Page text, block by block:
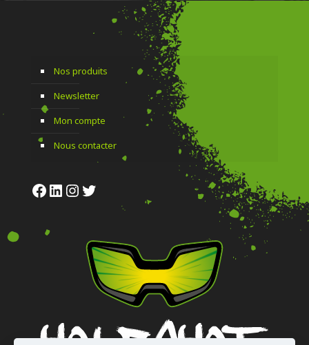
Nos produits
Newsletter
Mon compte
Nous contacter
Facebook
LinkedIn
Instagram
Twitter